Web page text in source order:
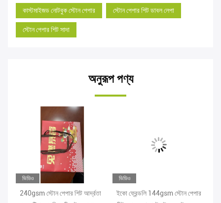
কাস্টমাইজড নোটবুক স্টোন পেপার স্টোন পেপার শিট ডাবল লেপা
স্টোন পেপার শিট সাদা
অনুরূপ পণ্য
ভিডিও
240gsm স্টোন পেপার শিট আর্দ্রতা
ভিডিও
ইকো ফ্রেন্ডলি 144gsm স্টোন পেপার